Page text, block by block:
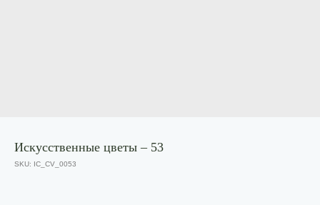
Искусственные цветы – 53
SKU: IC_CV_0053